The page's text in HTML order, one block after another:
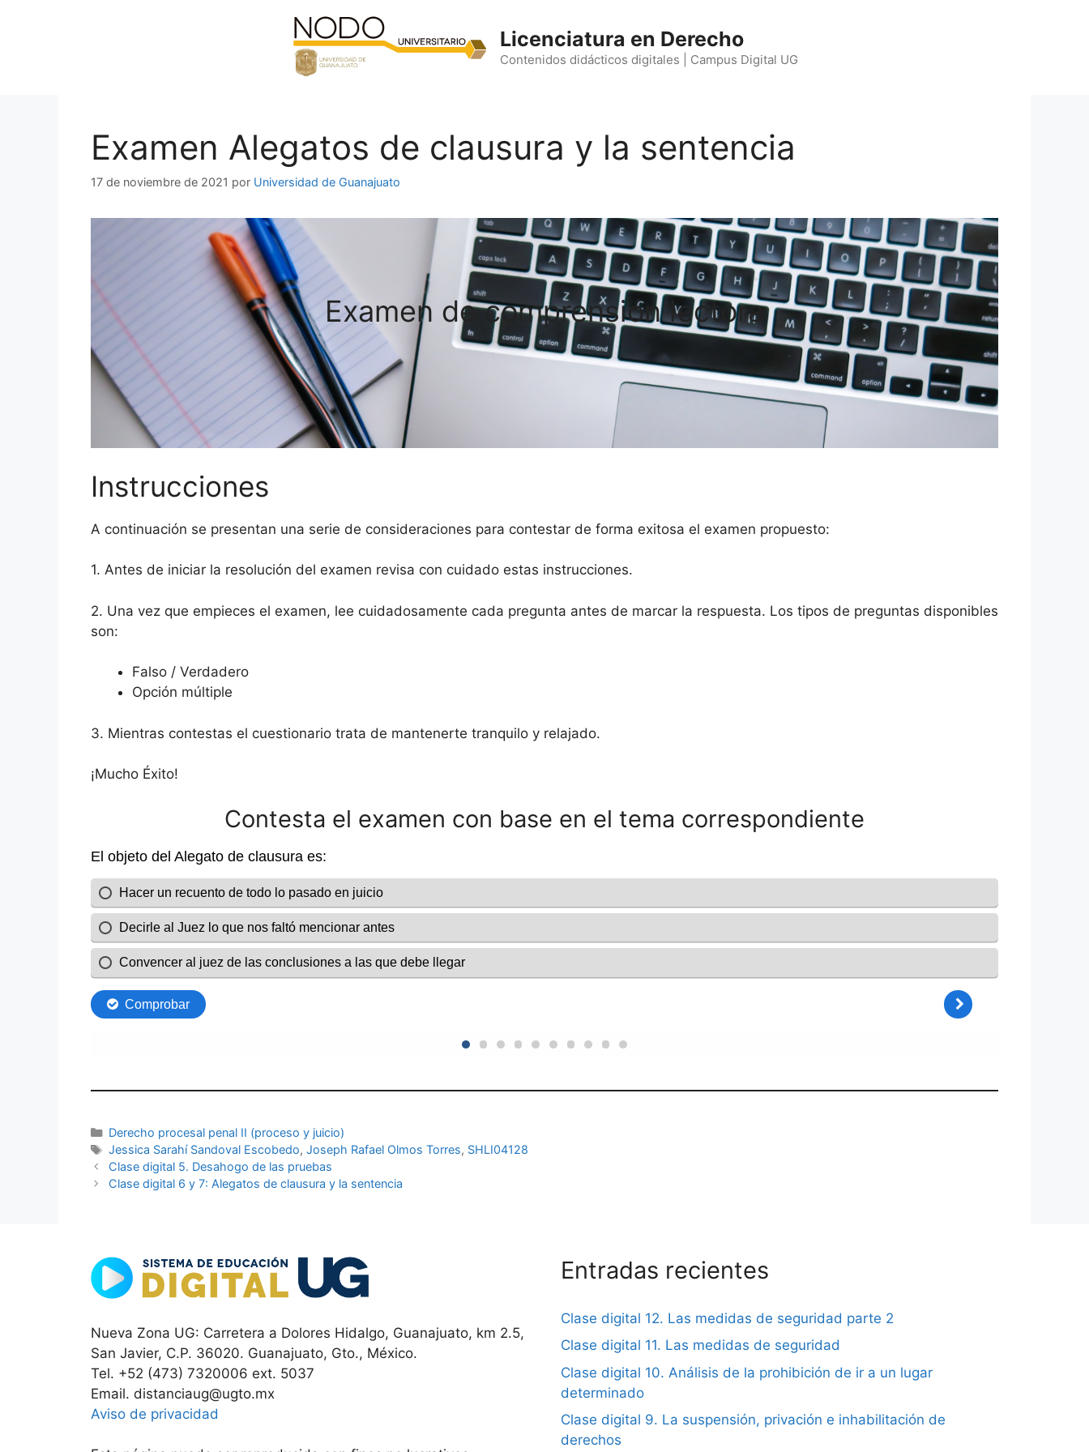
Licenciatura en Derecho
Contenidos didácticos digitales | Campus Digital UG
Examen Alegatos de clausura y la sentencia
17 de noviembre de 2021 por Universidad de Guanajuato
Examen de comprensión lectora
Instrucciones
A continuación se presentan una serie de consideraciones para contestar de forma exitosa el examen propuesto:
1. Antes de iniciar la resolución del examen revisa con cuidado estas instrucciones.
2. Una vez que empieces el examen, lee cuidadosamente cada pregunta antes de marcar la respuesta. Los tipos de preguntas disponibles
son:
Falso / Verdadero
Opción múltiple
3. Mientras contestas el cuestionario trata de mantenerte tranquilo y relajado.
¡Mucho Éxito!
Contesta el examen con base en el tema correspondiente
Categorías
Derecho procesal penal II (proceso y juicio)
Etiquetas
Jessica Sarahí Sandoval Escobedo, Joseph Rafael Olmos Torres, SHLI04128
Clase digital 5. Desahogo de las pruebas
Clase digital 6 y 7: Alegatos de clausura y la sentencia
Nueva Zona UG: Carretera a Dolores Hidalgo, Guanajuato, km 2.5,
San Javier, C.P. 36020. Guanajuato, Gto., México.
Tel. +52 (473) 7320006 ext. 5037
Email. distanciaug@ugto.mx
Aviso de privacidad
Entradas recientes
Clase digital 12. Las medidas de seguridad parte 2
Clase digital 11. Las medidas de seguridad
Clase digital 10. Análisis de la prohibición de ir a un lugar
determinado
Clase digital 9. La suspensión, privación e inhabilitación de
derechos